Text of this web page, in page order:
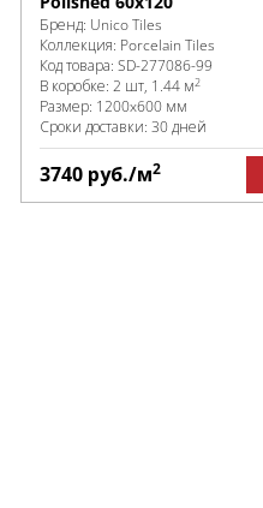
Бренд: Unico Tiles
Коллекция: Porcelain Tiles
Код товара: SD-277086-99
В коробке: 2 шт, 1.44 м2
Размер: 1200x600 мм
Сроки доставки: 30 дней
3740 руб./м2